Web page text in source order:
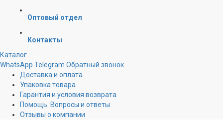
Оптовый отдел
Контакты
Каталог
WhatsApp Telegram Обратный звонок
Доставка и оплата
Упаковка товара
Гарантия и условия возврата
Помощь. Вопросы и ответы
Отзывы о компании